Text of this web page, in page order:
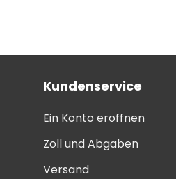
Kundenservice
Ein Konto eröffnen
Zoll und Abgaben
Versand